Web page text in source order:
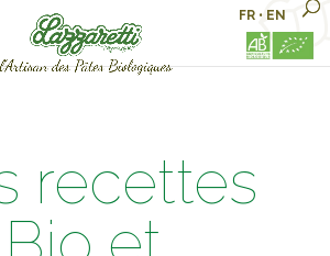
FR • EN
recettes